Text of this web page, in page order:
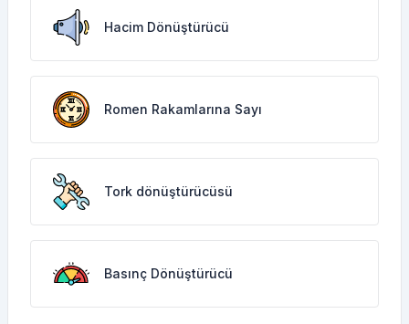
Hacim Dönüştürücü
Romen Rakamlarına Sayı
Tork dönüştürücüsü
Basınç Dönüştürücü